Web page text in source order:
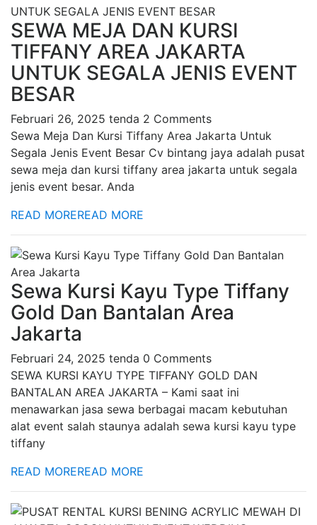
SEWA MEJA DAN KURSI
TIFFANY AREA JAKARTA
UNTUK SEGALA JENIS EVENT
BESAR
Februari 26, 2025 tenda 2 Comments
Sewa Meja Dan Kursi Tiffany Area Jakarta Untuk
Segala Jenis Event Besar Cv bintang jaya adalah pusat
sewa meja dan kursi tiffany area jakarta untuk segala
jenis event besar. Anda
READ MOREREAD MORE
Sewa Kursi Kayu Type Tiffany
Gold Dan Bantalan Area
Jakarta
Februari 24, 2025 tenda 0 Comments
SEWA KURSI KAYU TYPE TIFFANY GOLD DAN
BANTALAN AREA JAKARTA – Kami saat ini
menawarkan jasa sewa berbagai macam kebutuhan
alat event salah staunya adalah sewa kursi kayu type
tiffany
READ MOREREAD MORE